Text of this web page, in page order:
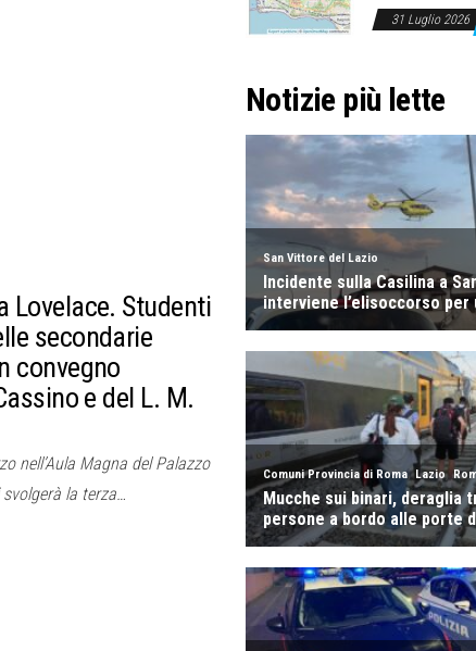
Lovelace. Studenti
secondarie
convegno
e del L. M.
nell’Aula Magna del Palazzo
la terza…
31 Luglio 2026
Notizie più lette